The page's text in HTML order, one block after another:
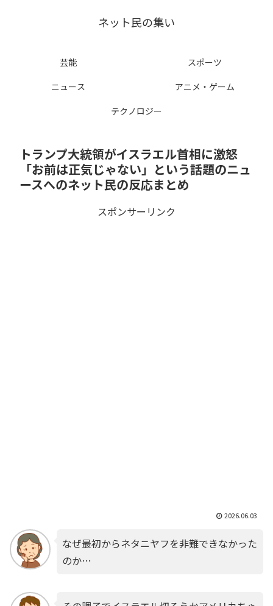
ネット民の集い
芸能
スポーツ
ニュース
アニメ・ゲーム
テクノロジー
トランプ大統領がイスラエル首相に激怒
「お前は正気じゃない」という話題のニュ
ースへのネット民の反応まとめ
スポンサーリンク
2026.06.03
なぜ最初からネタニヤフを非難できなかった
のか…